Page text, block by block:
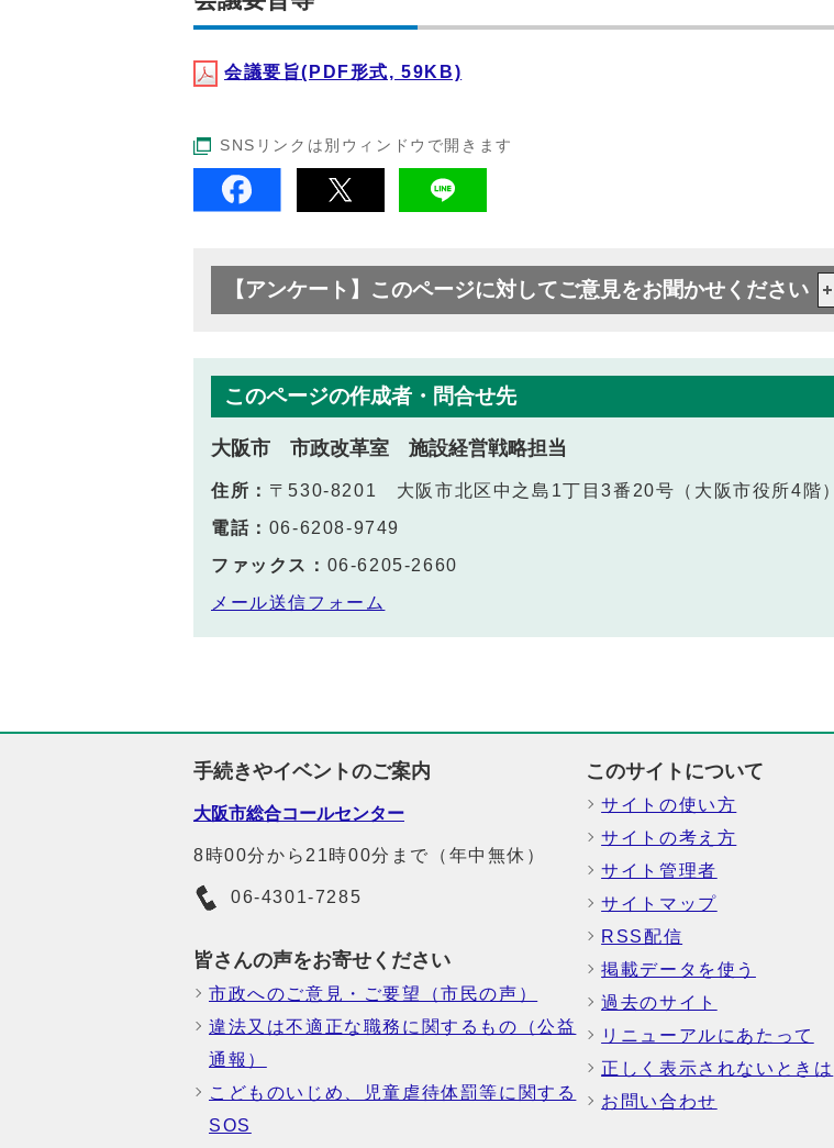
会議要旨(PDF形式, 59KB)
SNSリンクは別ウィンドウで開きます
【アンケート】このページに対してご意見をお聞かせください
このページの作成者・問合せ先
大阪市 市政改革室 施設経営戦略担当
住所： 〒530-8201 大阪市北区中之島1丁目3番20号（大阪市役所4階）
電話： 06-6208-9749
ファックス： 06-6205-2660
メール送信フォーム
手続きやイベントのご案内
大阪市総合コールセンター
8時00分から21時00分まで（年中無休）
06-4301-7285
皆さんの声をお寄せください
市政へのご意見・ご要望（市民の声）
違法又は不適正な職務に関するもの（公益
通報）
こどものいじめ、児童虐待体罰等に関する
SOS
このサイトについて
サイトの使い方
サイトの考え方
サイト管理者
サイトマップ
RSS配信
掲載データを使う
過去のサイト
リニューアルにあたって
正しく表示されないときは
お問い合わせ